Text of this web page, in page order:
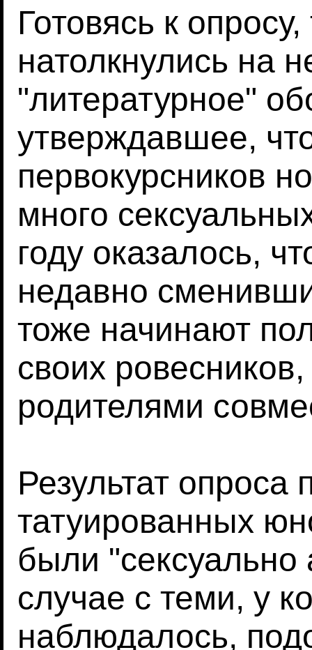
Готовясь к
натолкнулись на
"литературное"
утверждавшее,
первокурсников
много
году оказалось,
недавно
тоже начинают
своих
родителями
Результат опроса
татуированных
были "сексуально
случае с теми, у
наблюдалось,